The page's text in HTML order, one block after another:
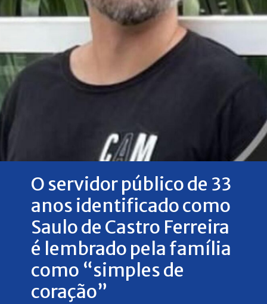
O servidor público de 33
anos identificado como
Saulo de Castro Ferreira
é lembrado pela família
como “simples de
coração”